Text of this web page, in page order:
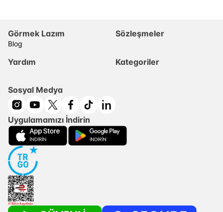
Görmek Lazım
Blog
Sözleşmeler
Yardım Kategoriler
Sosyal Medya
Uygulamamızı İndirin